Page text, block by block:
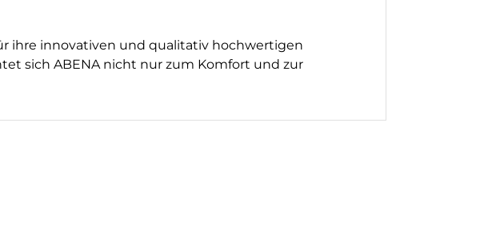
ihre innovativen und qualitativ hochwertigen
sich ABENA nicht nur zum Komfort und zur